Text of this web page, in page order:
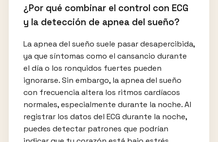
¿Por qué combinar el control con ECG
y la detección de apnea del sueño?
La apnea del sueño suele pasar desapercibida,
ya que síntomas como el cansancio durante
el día o los ronquidos fuertes pueden
ignorarse. Sin embargo, la apnea del sueño
con frecuencia altera los ritmos cardíacos
normales, especialmente durante la noche. Al
registrar los datos del ECG durante la noche,
puedes detectar patrones que podrían